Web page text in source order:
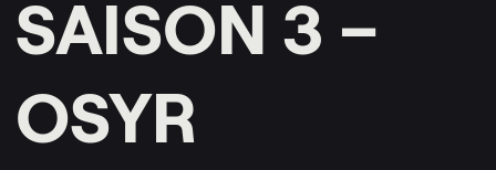
SAISON 3 –
OSYR